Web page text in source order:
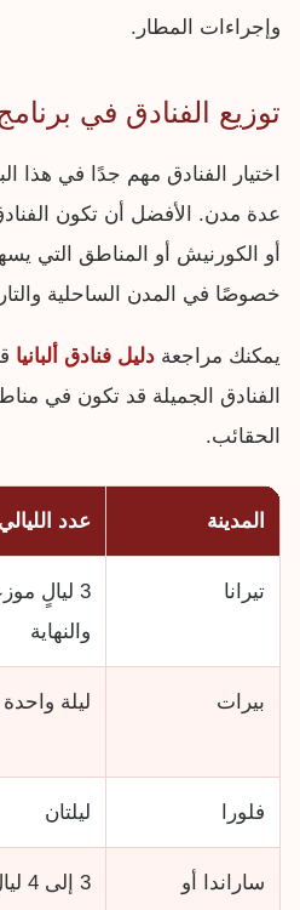
وإجراءات المطار.
توزيع الفنادق في برنامج 13
اختيار الفنادق مهم جدًا في هذا
عدة مدن. الأفضل أن تكون
أو الكورنيش أو المناطق التي
خصوصًا في المدن الساحلية
يمكنك مراجعة دليل فنادق ألبانيا
الفنادق الجميلة قد تكون في
الحقائب.
المدينة عدد
تيرانا
3 ليالٍ
والنهاية
بيرات ليلة واحدة
فلورا ليلتان
ساراندا أو
3 إلى 4 ليالٍ